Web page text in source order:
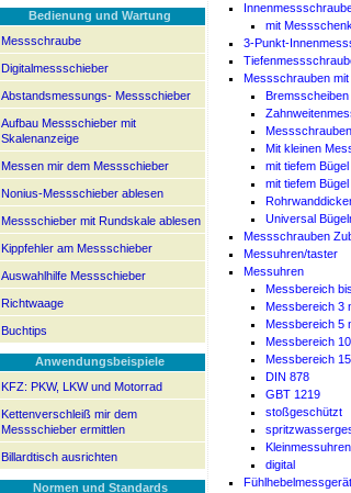
Bedienung und Wartung
Messschraube
Digitalmessschieber
Abstandsmessungs- Messschieber
Aufbau Messschieber mit
Skalenanzeige
Messen mir dem Messschieber
Nonius-Messschieber ablesen
Messschieber mit Rundskale ablesen
Kippfehler am Messschieber
Auswahlhilfe Messschieber
Richtwaage
Buchtips
Anwendungsbeispiele
KFZ: PKW, LKW und Motorrad
Kettenverschleiß mir dem
Messschieber ermittlen
Billardtisch ausrichten
Normen und Standards
mit
3-Punkt-
Messschrauben
Mit kleinen
mit tiefem
mit tiefem Bügel
Universal
Messschrauben
Messuhren/taster
Messuhren
Messbereich
Messbereich 3
Messbereich 5
Messbereich
Messbereich
DIN 878
GBT 1219
stoßgeschützt
Kleinmessuhren
digital